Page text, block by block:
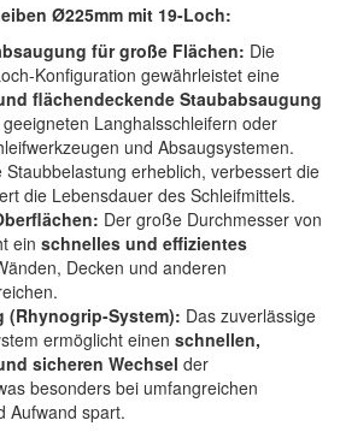
(2)
(1)
Ø225mm mit 19-Loch:
für große Flächen: Die
Konfiguration gewährleistet eine
flächendeckende Staubabsaugung
Langhalsschleifern oder
und Absaugsystemen.
Staubbelastung erheblich, verbessert die
die Lebensdauer des Schleifmittels.
Der große Durchmesser von
ein schnelles und effizientes
Decken und anderen
(Rhynogrip-System): Das zuverlässige
ermöglicht einen schnellen,
sicheren Wechsel der
besonders bei umfangreichen
Aufwand spart.